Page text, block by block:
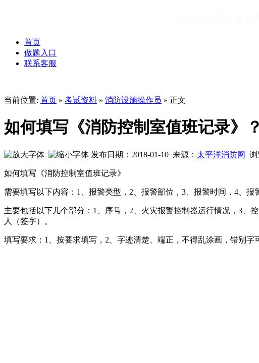
首页
做题入口
联系客服
当前位置: 首页 » 考试资料 » 消防设施操作员 » 正文
如何填写《消防控制室值班记录》？
发布日期：2018-01-10 来源： 太平洋消防网 浏
如何填写《消防控制室值班记录》
需要填写以下内容：1、报警类型，2、报警部位，3、报警时间，4、报
主要包括以下几个部分：1、序号，2、火灾报警控制器运行情况，3、
人（签字）。
填写要求：1、按要求填写，2、字迹清楚、端正，不得乱涂画，错别字